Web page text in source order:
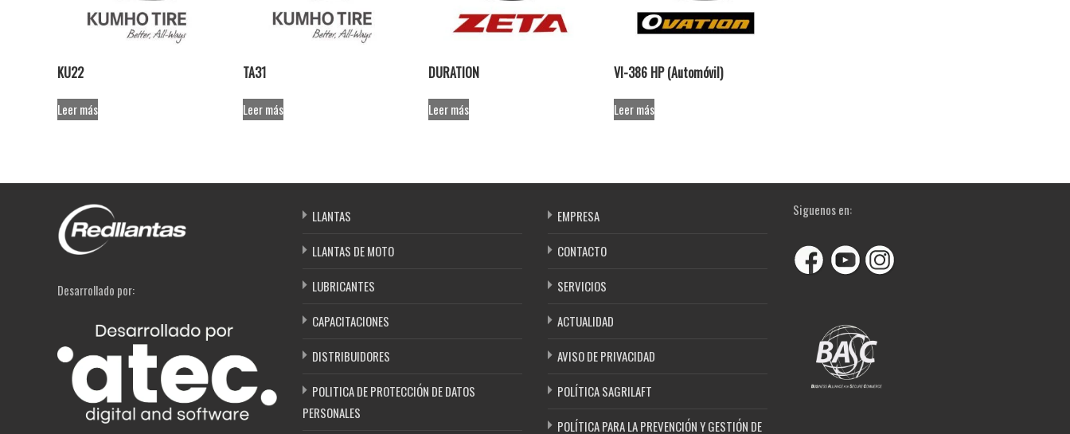
KU22
Leer más
TA31
Leer más
DURATION
Leer más
VI-386 HP (Automóvil)
Leer más
Desarrollado por:
LLANTAS
LLANTAS DE MOTO
LUBRICANTES
CAPACITACIONES
DISTRIBUIDORES
POLITICA DE PROTECCIÓN DE DATOS
PERSONALES
EMPRESA
CONTACTO
SERVICIOS
ACTUALIDAD
AVISO DE PRIVACIDAD
POLÍTICA SAGRILAFT
POLÍTICA PARA LA PREVENCIÓN Y GESTIÓN DE
Siguenos en: